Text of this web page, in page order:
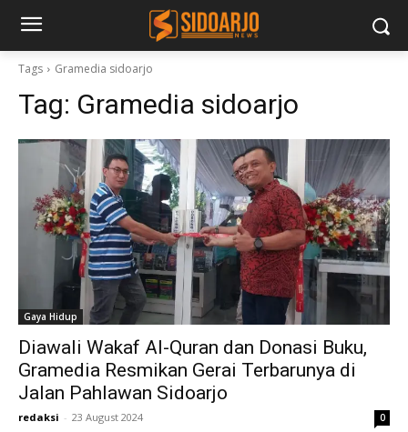
Tags Gramedia sidoarjo
Tag: Gramedia sidoarjo
Gaya Hidup
Diawali Wakaf Al-Quran dan Donasi Buku,
Gramedia Resmikan Gerai Terbarunya di
Jalan Pahlawan Sidoarjo
redaksi - 23 August 2024 0